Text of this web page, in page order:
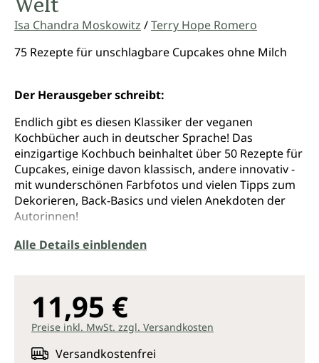
Isa Chandra Moskowitz /Terry Hope Romero
75 Rezepte für unschlagbare Cupcakes ohne Milch
Der Herausgeber schreibt:
Endlich gibt es diesen Klassiker der veganen
Kochbücher auch in deutscher Sprache! Das
einzigartige Kochbuch beinhaltet über 50 Rezepte für
Cupcakes, einige davon klassisch, andere innovativ -
mit wunderschönen Farbfotos und vielen Tipps zum
Dekorieren, Back-Basics und vielen Anekdoten der
Autorinnen!
Alle Details einblenden
11,95 €
Preise inkl. MwSt. zzgl. Versandkosten
Versandkostenfrei